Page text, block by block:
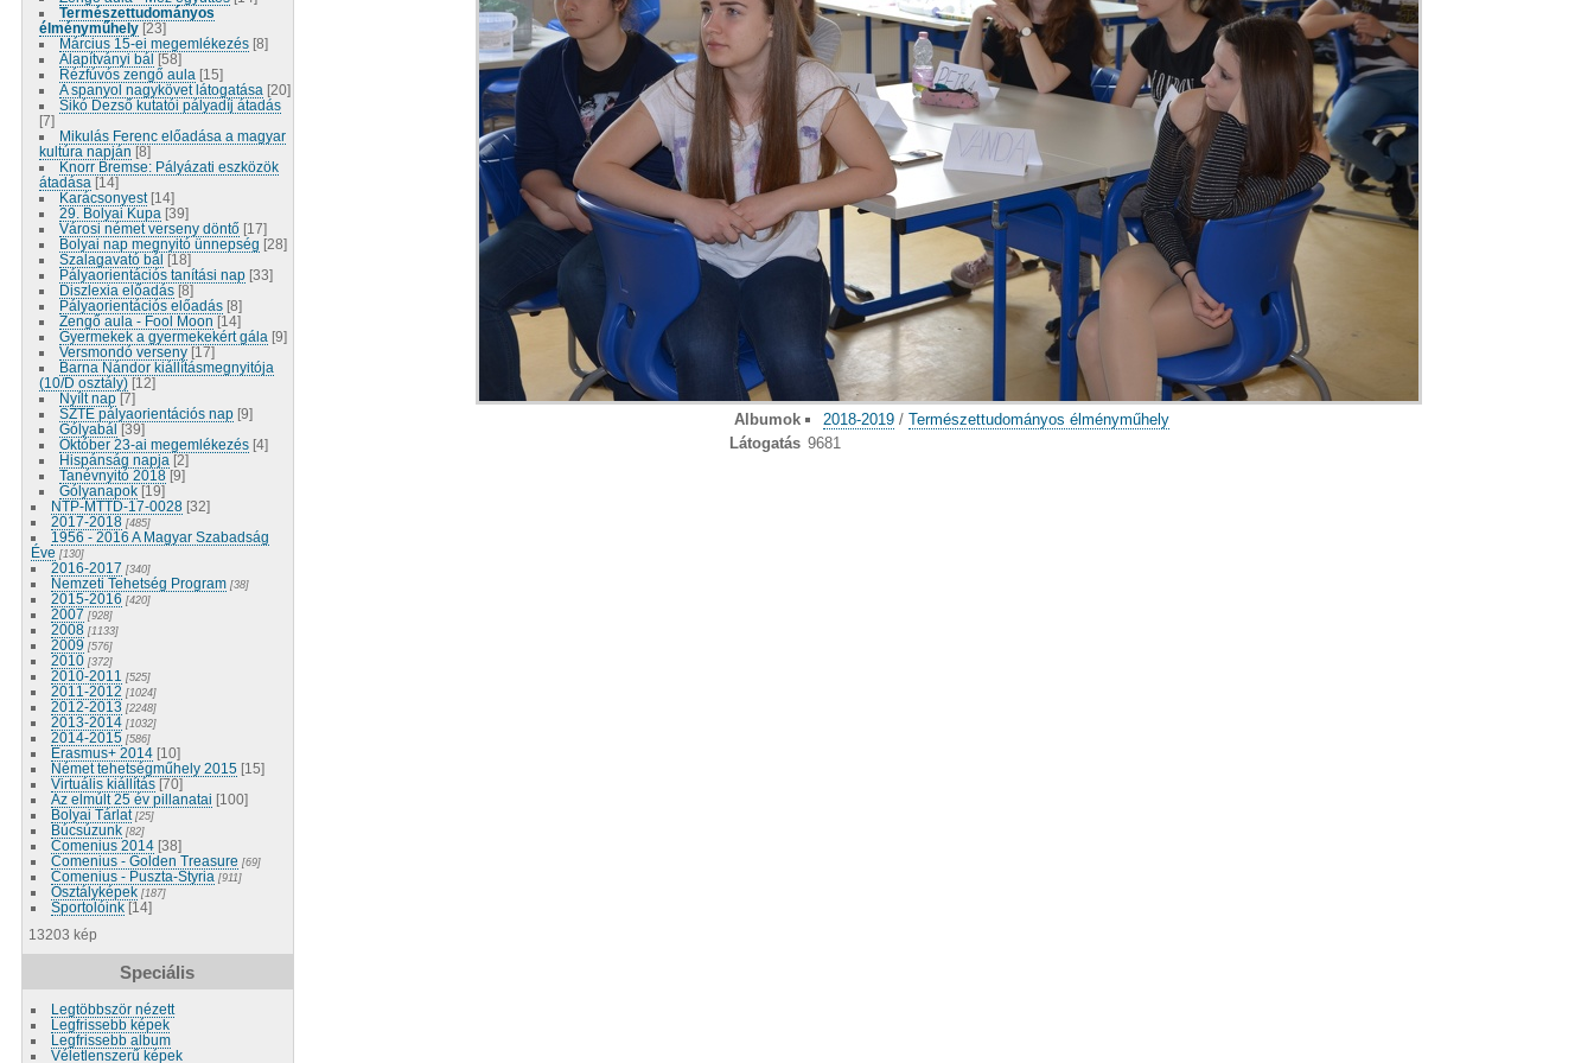
Természettudományos
élményműhely [23]
Március 15-ei megemlékezés [8]
Alapítványi bál [58]
Rézfúvós zengő aula [15]
A spanyol nagykövet látogatása [20]
Sikó Dezső kutatói pályadíj átadás
[7]
Mikulás Ferenc előadása a magyar
kultúra napján [8]
Knorr Bremse: Pályázati eszközök
átadása [14]
Karácsonyest [14]
29. Bolyai Kupa [39]
Városi német verseny döntő [17]
Bolyai nap megnyitó ünnepség [28]
Szalagavató bál [18]
Pályaorientációs tanítási nap [33]
Diszlexia előadás [8]
Pályaorientációs előadás [8]
Zengő aula - Fool Moon [14]
Gyermekek a gyermekekért gála [9]
Versmondó verseny [17]
Barna Nándor kiállításmegnyitója
(10/D osztály) [12]
Nyílt nap [7]
SZTE pályaorientációs nap [9]
Gólyabál [39]
Október 23-ai megemlékezés [4]
Hispánság napja [2]
Tanévnyitó 2018 [9]
Gólyanapok [19]
NTP-MTTD-17-0028 [32]
2017-2018 [485]
1956 - 2016 A Magyar Szabadság
Éve [130]
2016-2017 [340]
Nemzeti Tehetség Program [38]
2015-2016 [420]
2007 [928]
2008 [1133]
2009 [576]
2010 [372]
2010-2011 [525]
2011-2012 [1024]
2012-2013 [2248]
2013-2014 [1032]
2014-2015 [586]
Erasmus+ 2014 [10]
Német tehetségműhely 2015 [15]
Virtuális kiállítás [70]
Az elmúlt 25 év pillanatai [100]
Bolyai Tárlat [25]
Búcsúzunk [82]
Comenius 2014 [38]
Comenius - Golden Treasure [69]
Comenius - Puszta-Styria [911]
Osztályképek [187]
Sportolóink [14]
13203 kép
Speciális
Legtöbbször nézett
Legfrissebb képek
Legfrissebb album
Véletlenszerű képek
Albumok 2018-2019/ Természettudományos élményműhely
Látogatás 9681